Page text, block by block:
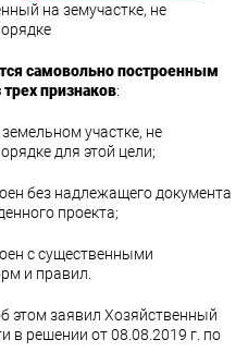
на земучастке, не
самовольно построенным
признаков:
участке, не
для этой цели;
без надлежащего документа
проекта;
с существенными
и правил.
этом заявил Хозяйственный
в решении от 08.08.2019 г. по